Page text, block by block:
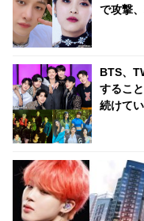
で攻撃
BTS、
するこ
続けて